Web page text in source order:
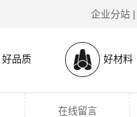
企业分站 |
好品质 好
在线留言